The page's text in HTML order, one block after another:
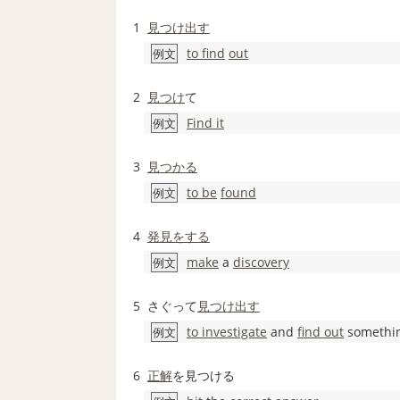
1 見つけ出す
例文 to find out
2 見つけて
例文 Find it
3 見つかる
例文 to be found
4 発見をする
例文 make a discovery
5 さぐって 見つけ出す
例文 to investigate and find out
6 正解を見つける